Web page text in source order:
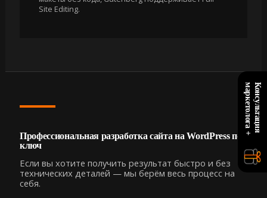
Site Editing.
Профессиональная разработка сайта на WordPress под
ключ
Если вы хотите получить результат быстро и без
технических деталей — мы берём весь процесс на
себя.
К
о
н
с
у
л
ь
т
а
ц
и
я
м
а
р
к
е
т
о
л
о
г
а
+